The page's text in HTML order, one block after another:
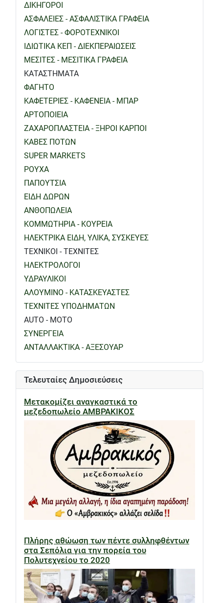
ΔΙΚΗΓΟΡΟΙ
ΑΣΦΑΛΕΙΕΣ - ΑΣΦΑΛΙΣΤΙΚΑ ΓΡΑΦΕΙΑ
ΛΟΓΙΣΤΕΣ - ΦΟΡΟΤΕΧΝΙΚΟΙ
ΙΔΙΩΤΙΚΑ ΚΕΠ - ΔΙΕΚΠΕΡΑΙΩΣΕΙΣ
ΜΕΣΙΤΕΣ - ΜΕΣΙΤΙΚΑ ΓΡΑΦΕΙΑ
ΚΑΤΑΣΤΗΜΑΤΑ
ΦΑΓΗΤΟ
ΚΑΦΕΤΕΡΙΕΣ - ΚΑΦΕΝΕΙΑ - ΜΠΑΡ
ΑΡΤΟΠΟΙΕΙΑ
ΖΑΧΑΡΟΠΛΑΣΤΕΙΑ - ΞΗΡΟΙ ΚΑΡΠΟΙ
ΚΑΒΕΣ ΠΟΤΩΝ
SUPER MARKETS
ΡΟΥΧΑ
ΠΑΠΟΥΤΣΙΑ
ΕΙΔΗ ΔΩΡΩΝ
ΑΝΘΟΠΩΛΕΙΑ
ΚΟΜΜΩΤΗΡΙΑ - ΚΟΥΡΕΙΑ
ΗΛΕΚΤΡΙΚΑ ΕΙΔΗ, ΥΛΙΚΑ, ΣΥΣΚΕΥΕΣ
ΤΕΧΝΙΚΟΙ - ΤΕΧΝΙΤΕΣ
ΗΛΕΚΤΡΟΛΟΓΟΙ
ΥΔΡΑΥΛΙΚΟΙ
ΑΛΟΥΜΙΝΟ - ΚΑΤΑΣΚΕΥΑΣΤΕΣ
ΤΕΧΝΙΤΕΣ ΥΠΟΔΗΜΑΤΩΝ
AUTO - MOTO
ΣΥΝΕΡΓΕΙΑ
ΑΝΤΑΛΛΑΚΤΙΚΑ - ΑΞΕΣΟΥΑΡ
Τελευταίες Δημοσιεύσεις
Μετακομίζει αναγκαστικά το
μεζεδοπωλείο ΑΜΒΡΑΚΙΚΟΣ
Πλήρης αθώωση των πέντε συλληφθέντων
στα Σεπόλια για την πορεία του
Πολυτεχνείου το 2020